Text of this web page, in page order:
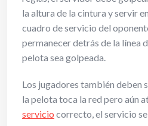
la altura de la cintura y servir
cuadro de servicio del
permanecer detrás de la línea
pelota sea golpeada.
Los jugadores también deben
la pelota toca la red pero aún
servicio correcto, el servicio